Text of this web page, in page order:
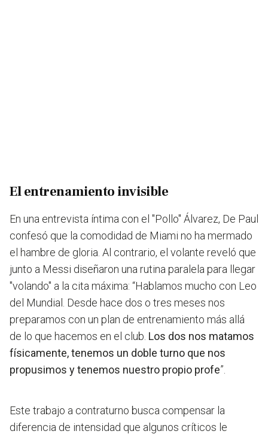
El entrenamiento invisible
En una entrevista íntima con el "Pollo" Álvarez, De Paul
confesó que la comodidad de Miami no ha mermado
el hambre de gloria. Al contrario, el volante reveló que
junto a Messi diseñaron una rutina paralela para llegar
"volando" a la cita máxima: “Hablamos mucho con Leo
del Mundial. Desde hace dos o tres meses nos
preparamos con un plan de entrenamiento más allá
de lo que hacemos en el club. Los dos nos matamos
físicamente, tenemos un doble turno que nos
propusimos y tenemos nuestro propio profe”.
Este trabajo a contraturno busca compensar la
diferencia de intensidad que algunos críticos le